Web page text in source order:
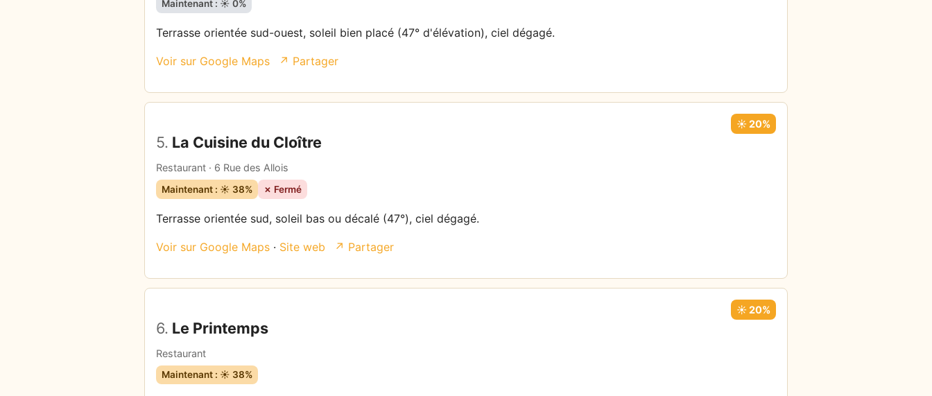
Maintenant : ☀️ 0%
Terrasse orientée sud-ouest, soleil bien placé (47° d'élévation), ciel dégagé.
Voir sur Google Maps ↗ Partager
5. La Cuisine du Cloître
Restaurant · 6 Rue des Allois
☀️ 20%
Maintenant : ☀️ 38% ✗ Fermé
Terrasse orientée sud, soleil bas ou décalé (47°), ciel dégagé.
Voir sur Google Maps · Site web ↗ Partager
6. Le Printemps
Restaurant
☀️ 20%
Maintenant : ☀️ 38%